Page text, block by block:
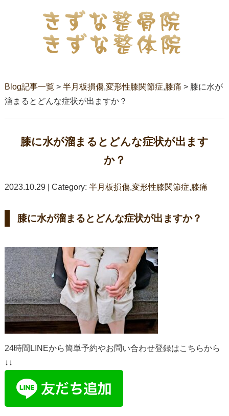
Blog記事一覧 > 半月板損傷,変形性膝関節症,膝痛 > 膝に水が
溜まるとどんな症状が出ますか？
膝に水が溜まるとどんな症状が出ます
か？
2023.10.29 | Category: 半月板損傷,変形性膝関節症,膝痛
膝に水が溜まるとどんな症状が出ますか？
24時間LINEから簡単予約やお問い合わせ登録はこちらから
↓↓